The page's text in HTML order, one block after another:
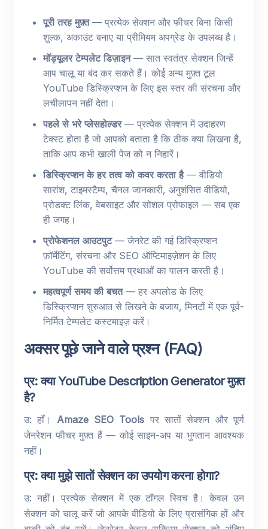
पूरी तरह मुफ़्त— प्रत्येक सेक्शन और फीचर बिना किसी
शुल्क, अकाउंट बनाए या प्रीमियम अपग्रेड के उपलब्ध है।
मॉड्यूलर टेम्पलेट डिज़ाइन— सात स्वतंत्र सेक्शन जिन्हें
आप चालू या बंद कर सकते हैं। कोई अन्य मुफ़्त टूल
YouTube डिस्क्रिप्शन के लिए इस स्तर की संरचना और
लचीलापन नहीं देता।
पहले से भरे प्लेसहोल्डर— प्रत्येक सेक्शन में उदाहरण
टेक्स्ट होता है जो आपको बताता है कि ठीक क्या लिखना है,
ताकि आप कभी खाली पेज को न निहारें।
डिस्क्रिप्शन के हर तत्व को कवर करता है— वीडियो
सारांश, टाइमस्टैम्प, चैनल जानकारी, अनुशंसित वीडियो,
प्रोडक्ट लिंक, वेबसाइट और सोशल प्रोफाइल — सब एक
ही जगह।
प्रोफेशनल आउटपुट— जेनरेट की गई डिस्क्रिप्शन
फ़ॉर्मेटिंग, संरचना और SEO ऑप्टिमाइज़ेशन के लिए
YouTube की सर्वोत्तम प्रथाओं का पालन करती है।
महत्वपूर्ण समय की बचत— हर अपलोड के लिए
डिस्क्रिप्शन शुरुआत से लिखने के बजाय, मिनटों में एक पूर्व-
निर्मित टेम्पलेट कस्टमाइज़ करें।
अक्सर पूछे जाने वाले प्रश्न (FAQ)
प्र: क्या YouTube Description Generator मुफ़्त
है?
उ: हाँ। Amaze SEO Tools पर सातों सेक्शन और पूर्ण
जेनरेशन फीचर मुफ़्त हैं — कोई साइन-अप या भुगतान आवश्यक
नहीं।
प्र: क्या मुझे सातों सेक्शन का उपयोग करना होगा?
उ: नहीं। प्रत्येक सेक्शन में एक टॉगल स्विच है। केवल उन
सेक्शन को चालू करें जो आपके वीडियो के लिए प्रासंगिक हों और